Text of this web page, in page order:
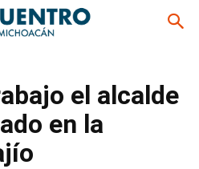
el alcalde
en la